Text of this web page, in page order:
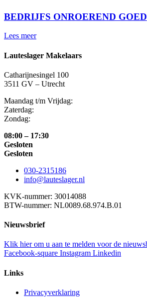
BEDRIJFS ONROEREND GOED
Lees meer
Lauteslager Makelaars
Catharijnesingel 100
3511 GV – Utrecht
Maandag t/m Vrijdag:
Zaterdag:
Zondag:
08:00 – 17:30
Gesloten
Gesloten
030-2315186
info@lauteslager.nl
KVK-nummer: 30014088
BTW-nummer: NL0089.68.974.B.01
Nieuwsbrief
Klik hier om u aan te melden voor de
Facebook-square Instagram Linkedin
Links
Privacyverklaring